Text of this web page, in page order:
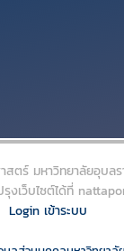
สตร์ มหาวิทยาลัยอุบลร
งเว็บไซต์ได้ที่
Login เข้าระบบ